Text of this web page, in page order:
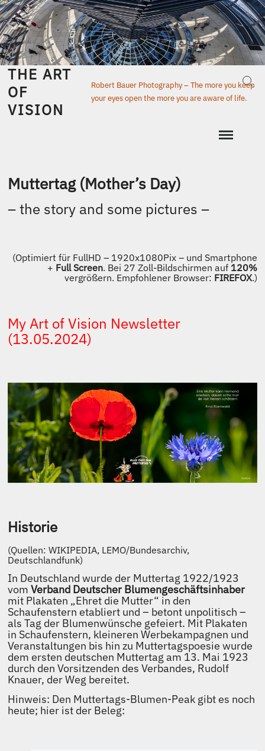
Skip
to
content
THE ART
OF
VISION
Robert Bauer Photography – The more you keep
your eyes open the more you are aware of life.
Muttertag (Mother’s Day)
– the story and some pictures –
(Optimiert für FullHD – 1920x1080Pix – und Smartphone
+ Full Screen. Bei 27 Zoll-Bildschirmen auf 120%
vergrößern. Empfohlener Browser: FIREFOX.)
My Art of Vision Newsletter
(13.05.2024)
Historie
(Quellen: WIKIPEDIA, LEMO/Bundesarchiv,
Deutschlandfunk)
In Deutschland wurde der Muttertag 1922/1923
vomVerband Deutscher Blumengeschäftsinhaber
mit Plakaten „Ehret die Mutter“ in den
Schaufenstern etabliert und – betont unpolitisch –
als Tag der Blumenwünsche gefeiert. Mit Plakaten
in Schaufenstern, kleineren Werbekampagnen und
Veranstaltungen bis hin zu Muttertagspoesie wurde
dem ersten deutschen Muttertag am 13. Mai 1923
durch den Vorsitzenden des Verbandes, Rudolf
Knauer, der Weg bereitet.
Hinweis: Den Muttertags-Blumen-Peak gibt es noch
heute; hier ist der Beleg: